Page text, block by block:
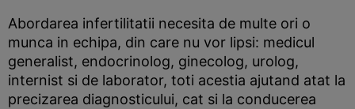
Abordarea infertilitatii necesita de multe ori o
munca in echipa, din care nu vor lipsi: medicul
generalist, endocrinolog, ginecolog, urolog,
internist si de laborator, toti acestia ajutand atat la
precizarea diagnosticului, cat si la conducerea